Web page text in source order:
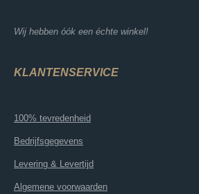
Wij hebben óók een échte winkel!
KLANTENSERVICE
100% tevredenheid
Bedrijfsgegevens
Levering & Levertijd
Algemene voorwaarden